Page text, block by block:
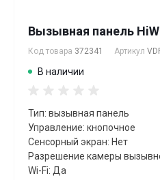
Вызывная панель
Код товара 372341 Артикул
В наличии
Тип: вызывная панель
Управление: кнопочное
Сенсорный экран: Нет
Разрешение камеры
Wi-Fi: Да